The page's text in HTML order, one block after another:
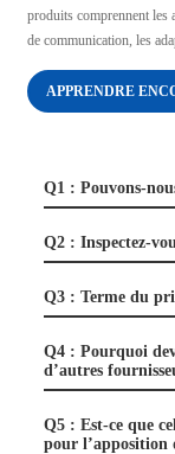
produits comprennent les
de communication, les
APPRENDRE
Q1 : Pouvons-
Q2 : Inspectez-
Q3 : Terme du
Q4 : Pourquoi
d’autres
Q5 : Est-ce que
pour l’apposition